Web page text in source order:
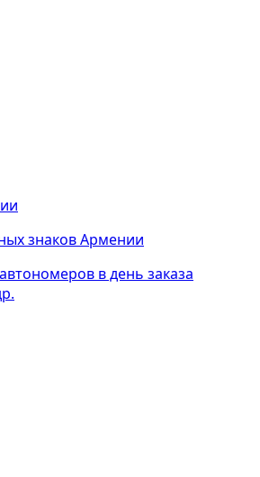
знаков Армении
в день заказа